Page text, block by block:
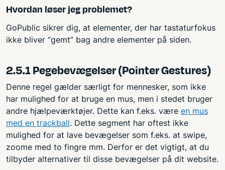
Hvordan løser jeg problemet?
GoPublic sikrer dig, at elementer, der har tastaturfokus
ikke bliver “gemt” bag andre elementer på siden.
2.5.1 Pegebevægelser (Pointer Gestures)
Denne regel gælder særligt for mennesker, som ikke
har mulighed for at bruge en mus, men i stedet bruger
andre hjælpeværktøjer. Dette kan f.eks. være en mus
med en trackball. Dette segment har oftest ikke
mulighed for at lave bevægelser som f.eks. at swipe,
zoome med to fingre mm. Derfor er det vigtigt, at du
tilbyder alternativer til disse bevægelser på dit website.